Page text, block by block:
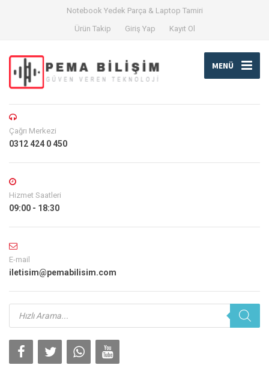
Notebook Yedek Parça & Laptop Tamiri
Ürün Takip
Giriş Yap Kayıt Ol
MENÜ
Çağrı Merkezi
0312 424 0 450
Hizmet Saatleri
09:00 - 18:30
E-mail
iletisim@pemabilisim.com
Products
search